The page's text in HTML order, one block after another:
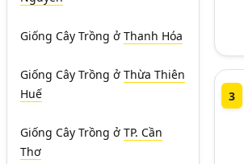
Giống Cây Trồng ở Thanh Hóa
Giống Cây Trồng ở Thừa Thiên
Huế
Giống Cây Trồng ở TP. Cần
Thơ
3